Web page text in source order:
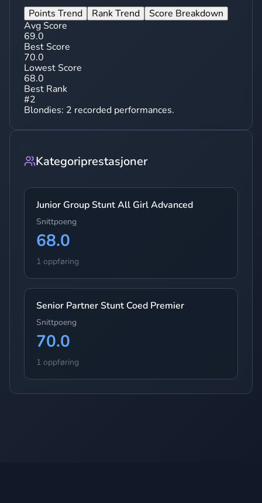
Points Trend Rank Trend
Score Breakdown
Avg Score
69.0
Best Score
70.0
Lowest Score
68.0
Best Rank
#2
Blondies: 2 recorded performances.
Kategoriprestasjoner
Junior Group Stunt All Girl Advanced
Snittpoeng
68.0
1 oppføring
Senior Partner Stunt Coed Premier
Snittpoeng
70.0
1 oppføring